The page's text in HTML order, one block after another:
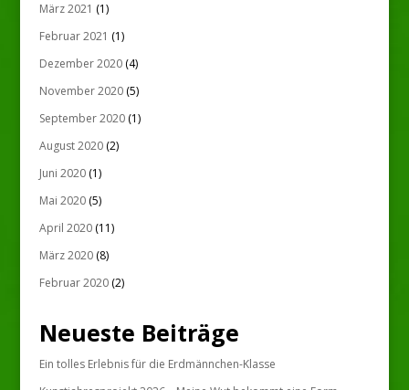
März 2021 (1)
Februar 2021 (1)
Dezember 2020(4)
November 2020(5)
September 2020(1)
August 2020(2)
Juni 2020(1)
Mai 2020(5)
April 2020(11)
März 2020(8)
Februar 2020(2)
Neueste Beiträge
Ein tolles Erlebnis für die Erdmännchen-Klasse